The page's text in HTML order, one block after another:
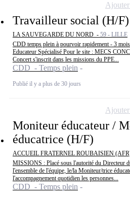
Travailleur social (H/F)
LA SAUVEGARDE DU NORD - 59 - LILLE
CDD temps plein à pourvoir rapidement - 3
Educateur Spécialisé Pour le site : MECS
Concert s'inscrit dans les missions du PPE...
CDD - Temps plein
Publié il y a plus de 30 jours
Moniteur éducateur /
éducatrice (H/F)
ACCUEIL FRATERNEL ROUBAISIEN
MISSIONS : Placé sous l'autorité du Directeur
l'ensemble de l'équipe, le/la Moniteur/trice
l'accompagnement quotidien les personnes...
CDD - Temps plein